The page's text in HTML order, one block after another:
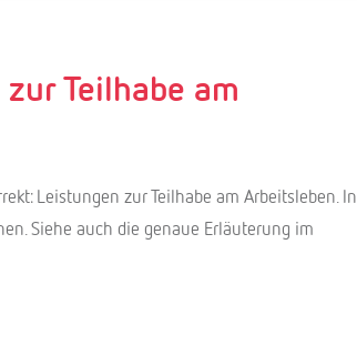
Teilhabe am
Leistungen zur Teilhabe am Arbeitsleben. In
Siehe auch die genaue Erläuterung im